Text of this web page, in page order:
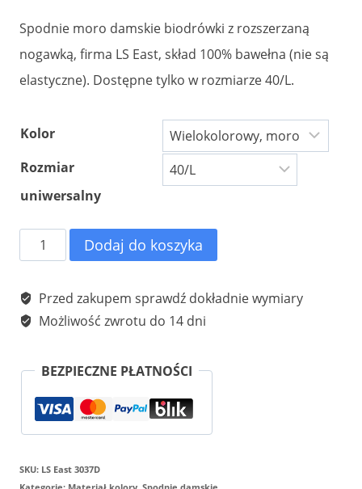
129.00 zł.79.00 zł.
Spodnie moro damskie biodrówki z rozszerzaną
nogawką, firma LS East, skład 100% bawełna (nie są
elastyczne). Dostępne tylko w rozmiarze 40/L.
Kolor
Rozmiar
uniwersalny
ilość
Spodnie
damskie
moro
z
rozszerzaną
nogawką
LS
Dodaj do koszyka
Przed zakupem sprawdź dokładnie wymiary
Możliwość zwrotu do 14 dni
BEZPIECZNE PŁATNOŚCI
SKU: LS East 3037D